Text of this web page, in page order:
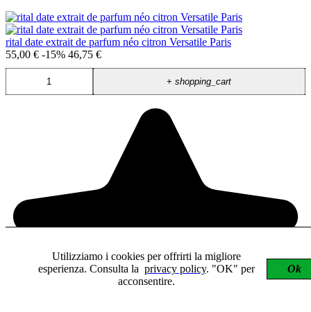
Utilizziamo i cookies per offrirti la migliore
esperienza. Consulta la privacy policy. "OK" per
acconsentire.
Ok
rital date extrait de parfum néo citron Versatile Paris
55,00 € -15% 46,75 €
+shopping_cart